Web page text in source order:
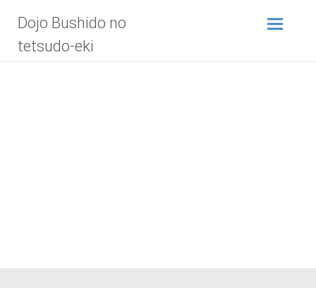
Inhalt
springen
Dojo Bushido no
tetsudo-eki